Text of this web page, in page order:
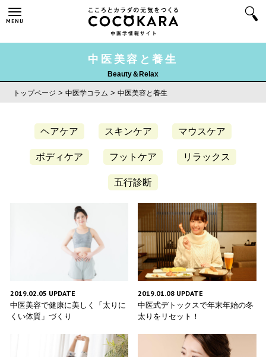
MENU
中医美容と養生
Beauty＆Relax
トップページ >中医学コラム >中医美容と養生
ヘアケア スキンケア マウスケア
ボディケア フットケア リラックス
五行診断
2019.02.05 UPDATE
中医美容で健康に美しく「太りに
くい体質」づくり
2019.01.08 UPDATE
中医式デトックスで年末年始の冬
太りをリセット！